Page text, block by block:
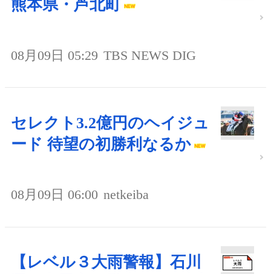
熊本県・芦北町
08月09日 05:29 TBS NEWS DIG
セレクト3.2億円のヘイジュ
ード 待望の初勝利なるか
08月09日 06:00 netkeiba
【レベル３大雨警報】石川